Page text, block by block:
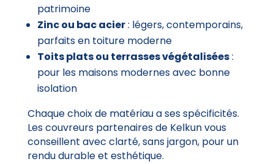
patrimoine
Zinc ou bac acier: légers, contemporains,
parfaits en toiture moderne
Toits plats ou terrasses végétalisées:
pour les maisons modernes avec bonne
isolation
Chaque choix de matériau a ses spécificités.
Les couvreurs partenaires de Kelkun vous
conseillent avec clarté, sans jargon, pour un
rendu durable et esthétique.